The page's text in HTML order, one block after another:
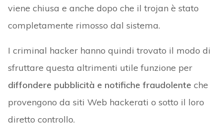
viene chiusa e anche dopo che il trojan è stato
completamente rimosso dal sistema.
I criminal hacker hanno quindi trovato il modo di
sfruttare questa altrimenti utile funzione per
diffondere pubblicità e notifiche fraudolente che
provengono da siti Web hackerati o sotto il loro
diretto controllo.